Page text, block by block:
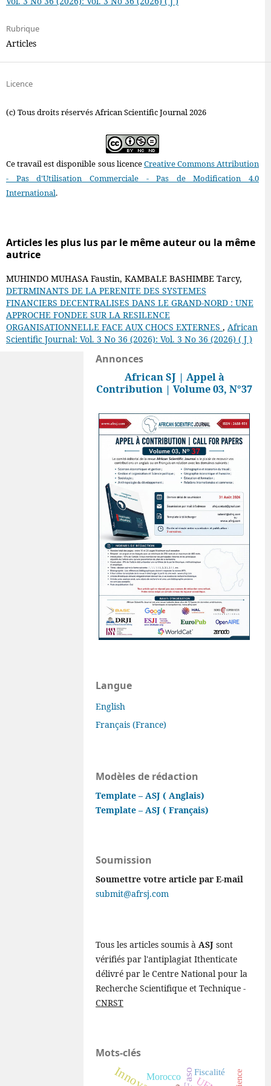
Rubrique
Articles
Licence
(c) Tous droits réservés African Scientific Journal 2026
Ce travail est disponible sous licenceCreative Commons Attribution
- Pas d'Utilisation Commerciale - Pas de Modification 4.0
International.
Articles les plus lus par le même auteur ou la même
autrice
MUHINDO MUHASA Faustin, KAMBALE BASHIMBE Tarcy,
DETRMINANTS DE LA PERENITE DES SYSTEMES
FINANCIERS DECENTRALISES DANS LE GRAND-NORD : UNE
APPROCHE FONDEE SUR LA RESILENCE
ORGANISATIONNELLE FACE AUX CHOCS EXTERNES , African
Scientific Journal: Vol. 3 No 36 (2026): Vol. 3 No 36 (2026) ( J )
Annonces
African SJ | Appel à
Contribution | Volume 03, N°37
Langue
English
Français (France)
Modèles de rédaction
Template – ASJ ( Anglais)
Template – ASJ ( Français)
Soumission
Soumettre votre article par E-mail
submit@afrsj.com
Tous les articles soumis àASJ sont
vérifiés par l'antiplagiat Ithenticate
délivré par le Centre National pour la
Recherche Scientifique et Technique -
CNRST
Mots-clés
Morocco Fiscalité